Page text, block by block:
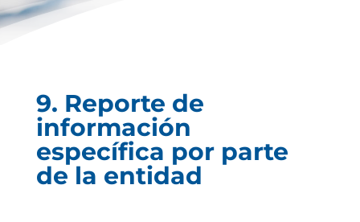
9. Reporte de
información
específica por parte
de la entidad